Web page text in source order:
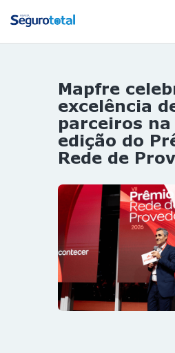
NOTÍCIAS
REVISTA
ESPECIAIS
GAIVOTA DE
ST SUMMIT
MULHERES
GESTORAS
HOMEST
HOME
Mapfre
excelência
parceiros na
edição do
Rede de